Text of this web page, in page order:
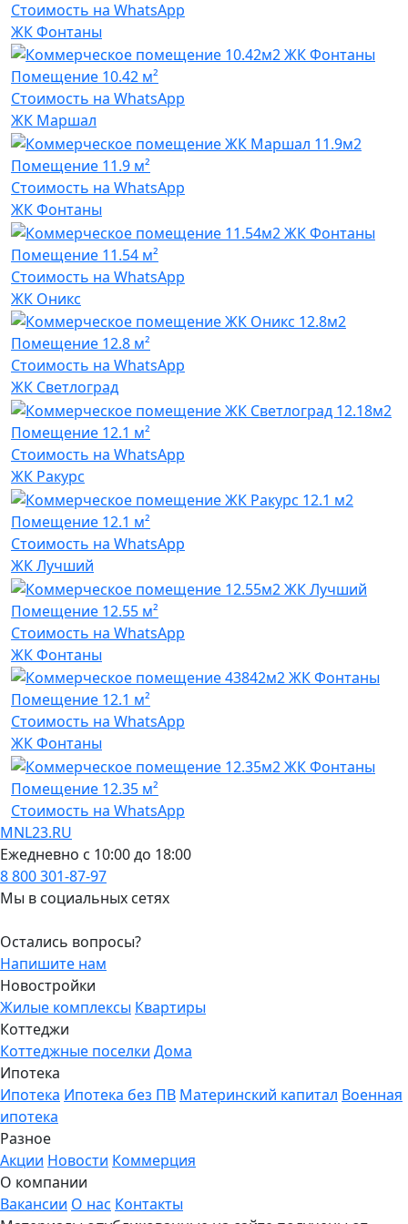
Стоимость на WhatsApp
ЖК Фонтаны
Помещение 10.42 м²
Стоимость на WhatsApp
ЖК Маршал
Помещение 11.9 м²
Стоимость на WhatsApp
ЖК Фонтаны
Помещение 11.54 м²
Стоимость на WhatsApp
ЖК Оникс
Помещение 12.8 м²
Стоимость на WhatsApp
ЖК Светлоград
Помещение 12.1 м²
Стоимость на WhatsApp
ЖК Ракурс
Помещение 12.1 м²
Стоимость на WhatsApp
ЖК Лучший
Помещение 12.55 м²
Стоимость на WhatsApp
ЖК Фонтаны
Помещение 12.1 м²
Стоимость на WhatsApp
ЖК Фонтаны
Помещение 12.35 м²
Стоимость на WhatsApp
MNL23.RU
Ежедневно с 10:00 до 18:00
8 800 301-87-97
Мы в социальных сетях
Остались вопросы?
Напишите нам
Новостройки
Жилые комплексы Квартиры
Коттеджи
Коттеджные поселки Дома
Ипотека
Ипотека Ипотека без ПВ Материнский капитал Военная
ипотека
Разное
Акции Новости Коммерция
О компании
Вакансии О нас Контакты